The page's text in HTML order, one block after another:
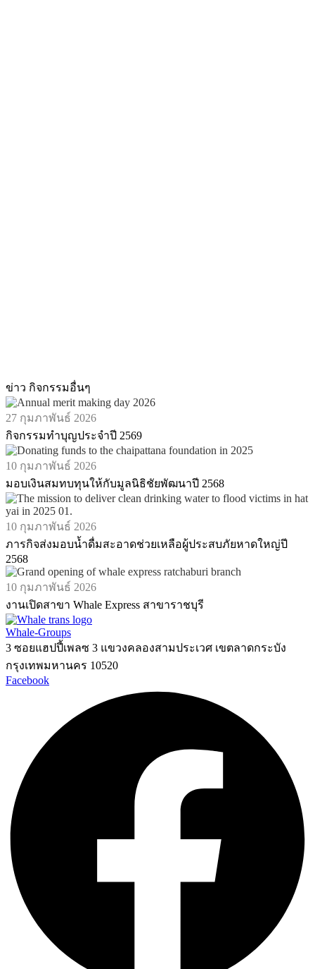
ข่าว กิจกรรมอื่นๆ
27 กุมภาพันธ์ 2026
กิจกรรมทำบุญประจำปี 2569
10 กุมภาพันธ์ 2026
มอบเงินสมทบทุนให้กับมูลนิธิชัยพัฒนาปี 2568
10 กุมภาพันธ์ 2026
ภารกิจส่งมอบน้ำดื่มสะอาดช่วยเหลือผู้ประสบภัยหาดใหญ่ปี
2568
10 กุมภาพันธ์ 2026
งานเปิดสาขา Whale Express สาขาราชบุรี
Whale-Groups
3 ซอยแฮปปี้เพลซ 3 แขวงคลองสามประเวศ เขตลาดกระบัง
กรุงเทพมหานคร 10520
Facebook